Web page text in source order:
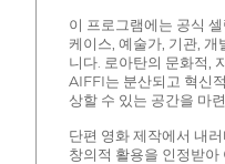
이 프로그램에는 공식
케이스, 예술가, 기관, 개
니다. 로아탄의 문화적,
AIFFI는 분산되고 혁신
상할 수 있는 공간을 마
단편 영화 제작에서 내
창의적 활용을 인정받